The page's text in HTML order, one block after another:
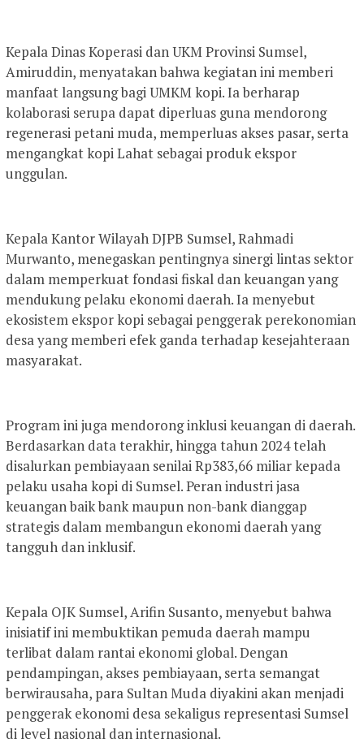
Kepala Dinas Koperasi dan UKM Provinsi Sumsel,
Amiruddin, menyatakan bahwa kegiatan ini memberi
manfaat langsung bagi UMKM kopi. Ia berharap
kolaborasi serupa dapat diperluas guna mendorong
regenerasi petani muda, memperluas akses pasar, serta
mengangkat kopi Lahat sebagai produk ekspor
unggulan.
Kepala Kantor Wilayah DJPB Sumsel, Rahmadi
Murwanto, menegaskan pentingnya sinergi lintas sektor
dalam memperkuat fondasi fiskal dan keuangan yang
mendukung pelaku ekonomi daerah. Ia menyebut
ekosistem ekspor kopi sebagai penggerak perekonomian
desa yang memberi efek ganda terhadap kesejahteraan
masyarakat.
Program ini juga mendorong inklusi keuangan di daerah.
Berdasarkan data terakhir, hingga tahun 2024 telah
disalurkan pembiayaan senilai Rp383,66 miliar kepada
pelaku usaha kopi di Sumsel. Peran industri jasa
keuangan baik bank maupun non-bank dianggap
strategis dalam membangun ekonomi daerah yang
tangguh dan inklusif.
Kepala OJK Sumsel, Arifin Susanto, menyebut bahwa
inisiatif ini membuktikan pemuda daerah mampu
terlibat dalam rantai ekonomi global. Dengan
pendampingan, akses pembiayaan, serta semangat
berwirausaha, para Sultan Muda diyakini akan menjadi
penggerak ekonomi desa sekaligus representasi Sumsel
di level nasional dan internasional.